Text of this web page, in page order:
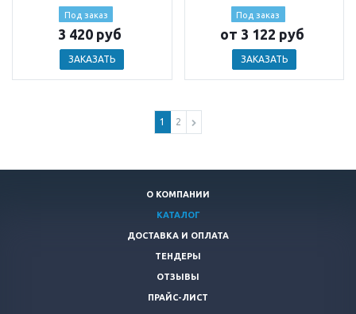
Под заказ
3 420 руб
ЗАКАЗАТЬ
Под заказ
от 3 122 руб
ЗАКАЗАТЬ
1 2
О КОМПАНИИ
КАТАЛОГ
ДОСТАВКА И ОПЛАТА
ТЕНДЕРЫ
ОТЗЫВЫ
ПРАЙС-ЛИСТ